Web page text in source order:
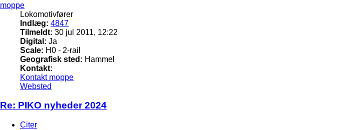
moppe
Lokomotivfører
Indlæg: 4847
Tilmeldt: 30 jul 2011, 12:22
Digital: Ja
Scale: H0 - 2-rail
Geografisk sted: Hammel
Kontakt:
Kontakt moppe
Websted
Re: PIKO nyheder 2024
Citer